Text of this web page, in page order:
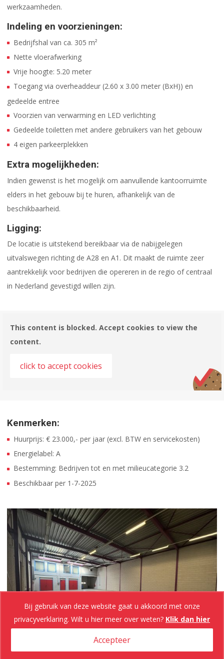
werkzaamheden.
Indeling en voorzieningen:
Bedrijfshal van ca. 305 m²
Nette vloerafwerking
Vrije hoogte: 5.20 meter
Toegang via overheaddeur (2.60 x 3.00 meter (BxH)) en
gedeelde entree
Voorzien van verwarming en LED verlichting
Gedeelde toiletten met andere gebruikers van het gebouw
4 eigen parkeerplekken
Extra mogelijkheden:
Indien gewenst is het mogelijk om aanvullende kantoorruimte
elders in het gebouw bij te huren, afhankelijk van de
beschikbaarheid.
Ligging:
De locatie is uitstekend bereikbaar via de nabijgelegen
uitvalswegen richting de A28 en A1. Dit maakt de ruimte zeer
aantrekkelijk voor bedrijven die opereren in de regio of centraal
in Nederland gevestigd willen zijn.
This content is blocked. Accept cookies to view the
content.
click to accept cookies
Kenmerken:
Huurprijs: € 23.000,- per jaar (excl. BTW en servicekosten)
Energielabel: A
Bestemming: Bedrijven tot en met milieucategorie 3.2
Beschikbaar per 1-7-2025
Bij gebruik van deze website gaat u akkoord met onze
privacyverklaring. Wilt u hier meer over weten? Klik dan hier
Accepteer